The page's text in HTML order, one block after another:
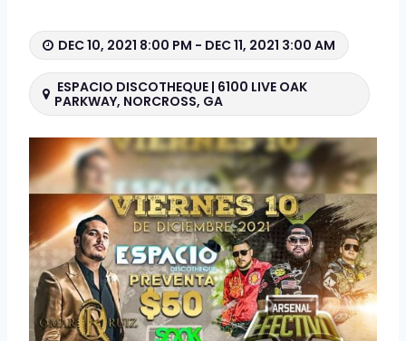
DEC 10, 2021 8:00 PM - DEC 11, 2021 3:00 AM
ESPACIO DISCOTHEQUE | 6100 LIVE OAK
PARKWAY, NORCROSS, GA